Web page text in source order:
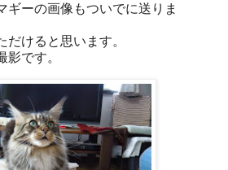
ギーの画像もついでに送りま
だけると思います。
影です。